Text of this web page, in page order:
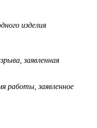
изделия
заявленная
работы, заявленное